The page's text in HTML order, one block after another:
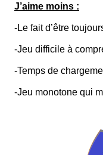
J’aime moins :
-Le fait d’être
-Jeu difficile à
-Temps de
-Jeu monotone qui